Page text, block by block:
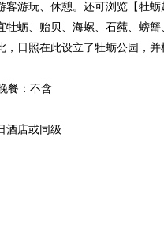
客游玩、休憩。还可浏览【牡
牡蛎、贻贝、海螺、石莼、螃
日照在此设立了牡蛎公园，并
餐：不含
酒店或同级